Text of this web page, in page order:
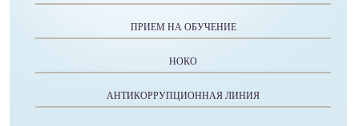
ПРИЕМ НА ОБУЧЕНИЕ
НОКО
АНТИКОРРУПЦИОННАЯ ЛИНИЯ